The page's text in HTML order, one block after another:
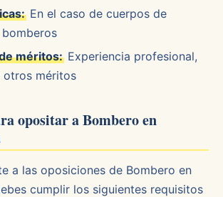
En el caso de cuerpos de
méritos: Experiencia profesional,
méritos
opositar a Bombero en
a las oposiciones de Bombero en
cumplir los siguientes requisitos